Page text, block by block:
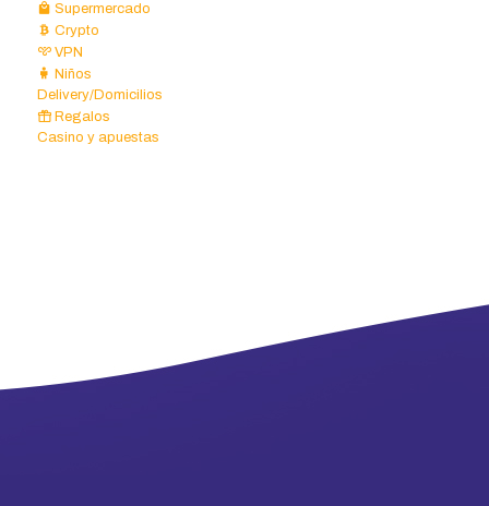
Supermercado
Crypto
VPN
Niños
Delivery/Domicilios
Regalos
Casino y apuestas